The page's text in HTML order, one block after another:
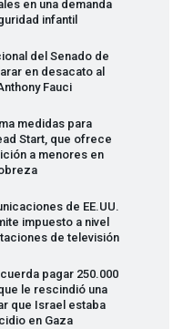
en una demanda
infantil
del Senado de
en desacato al
Fauci
medidas para
Start, que ofrece
a menores en
de EE.UU.
impuesto a nivel
de televisión
pagar 250.000
le rescindió una
que Israel estaba
en Gaza